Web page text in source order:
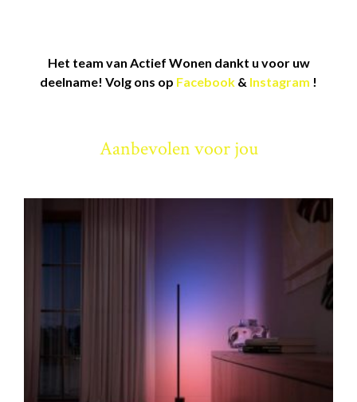
Het team van Actief Wonen dankt u voor uw
deelname! Volg ons op Facebook & Instagram !
Aanbevolen voor jou